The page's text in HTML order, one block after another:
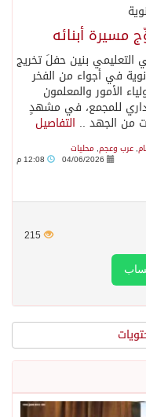
مسيرة أبنائه
التعليمي بنين حفلَ تخريج
في أجواء من الفخر
الأمور والمعلمون
للمجمع، في مشهدٍ
من الجهد .. التفاصيل
, عرب وعجم, محليات
04/06/2026
215